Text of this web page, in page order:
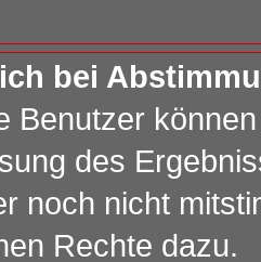
bei
Benutzer
des
noch nicht
Rechte dazu.